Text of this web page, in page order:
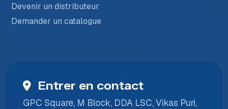
Devenir un distributeur
Demander un catalogue
Entrer en contact
GPC Square, M Block, DDA LSC, Vikas Puri,